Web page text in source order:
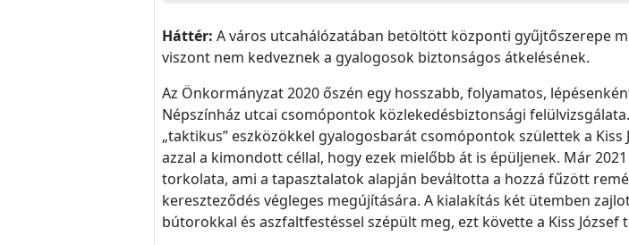
Háttér: A város utcahálózatában betöltött központi gyűjtőszerepe
viszont nem kedveznek a gyalogosok biztonságos átkelésének.
Az Önkormányzat 2020 őszén egy hosszabb, folyamatos,
Népszínház utcai csomópontok közlekedésbiztonsági
„taktikus” eszközökkel gyalogosbarát csomópontok születtek a
azzal a kimondott céllal, hogy ezek mielőbb át is épüljenek. Már
torkolata, ami a tapasztalatok alapján beváltotta a hozzá fűzött
kereszteződés végleges megújítására. A kialakítás két ütemben
bútorokkal és aszfaltfestéssel szépült meg, ezt követte a Kiss